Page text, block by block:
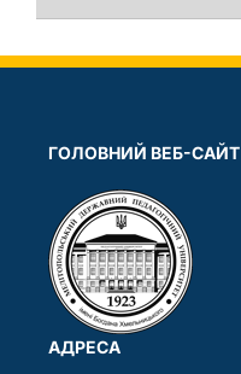
ГОЛОВНИЙ ВЕБ-САЙТ
АДРЕСА